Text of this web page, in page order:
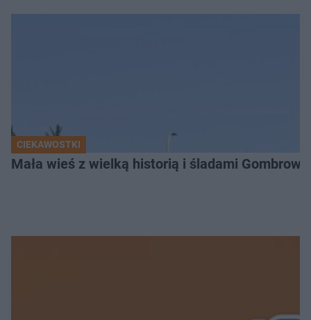
CIEKAWOSTKI
Mała wieś z wielką historią i śladami